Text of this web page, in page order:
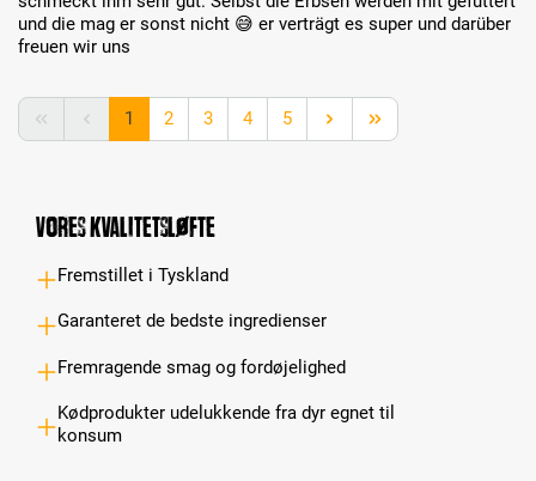
und die mag er sonst nicht 😅 er verträgt es super und darüber
freuen wir uns
Page
1 Page
2 Page
3 Page
4 Page
5
Vores kvalitetsløfte
Fremstillet i Tyskland
Garanteret de bedste ingredienser
Fremragende smag og fordøjelighed
Kødprodukter udelukkende fra dyr egnet til
konsum